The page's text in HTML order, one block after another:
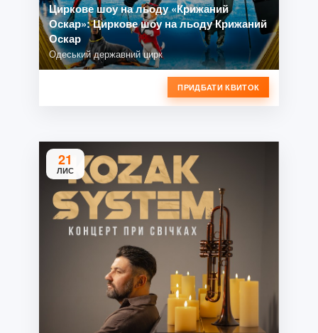
Циркове шоу на льоду «Крижаний
Оскар»: Циркове шоу на льоду Крижаний
Оскар
Одеський державний цирк
ПРИДБАТИ КВИТОК
21
ЛИС